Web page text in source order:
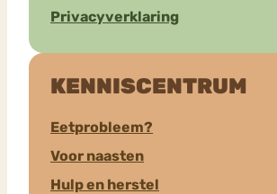
Privacyverklaring
KENNISCENTRUM
Eetprobleem?
Voor naasten
Hulp en herstel